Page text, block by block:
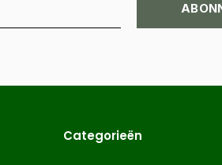
Categorieën